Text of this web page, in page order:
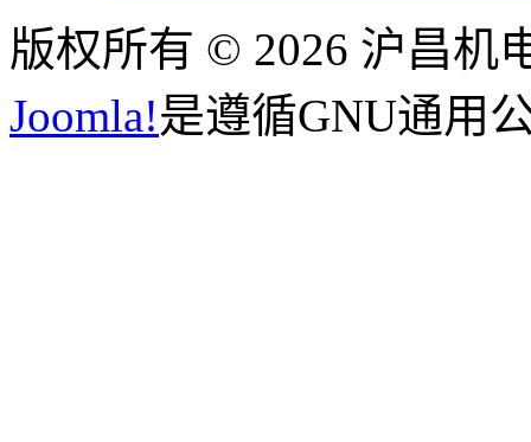
版权所有 © 2026 沪昌机
Joomla!是遵循GNU通用